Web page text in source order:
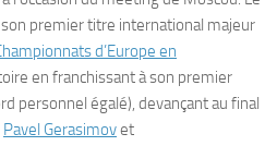
premier titre international majeur
d’Europe en
en franchissant à son premier
personnel égalé), devançant au final
Pavel Gerasimovet